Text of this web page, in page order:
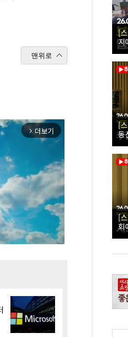
맨위로
arrow_forward_ios 더보기
[
지
[
동
대
[
회
시